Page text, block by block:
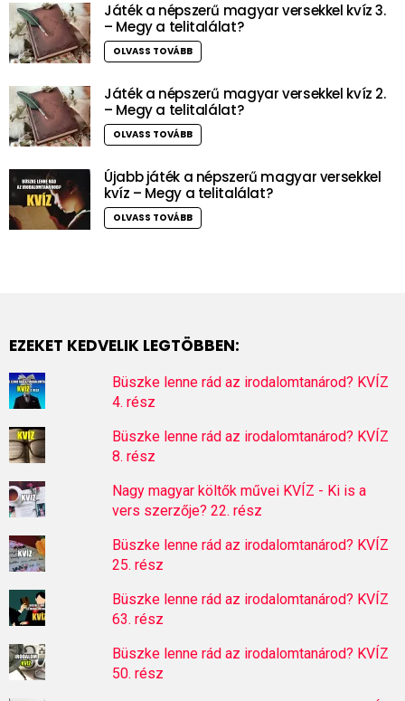
Játék a népszerű magyar versekkel kvíz 3.
– Megy a telitalálat?
OLVASS TOVÁBB
Játék a népszerű magyar versekkel kvíz 2.
– Megy a telitalálat?
OLVASS TOVÁBB
Újabb játék a népszerű magyar versekkel
kvíz – Megy a telitalálat?
OLVASS TOVÁBB
EZEKET KEDVELIK LEGTÖBBEN:
Büszke lenne rád az irodalomtanárod? KVÍZ
4. rész
Büszke lenne rád az irodalomtanárod? KVÍZ
8. rész
Nagy magyar költők művei KVÍZ - Ki is a
vers szerzője? 22. rész
Büszke lenne rád az irodalomtanárod? KVÍZ
25. rész
Büszke lenne rád az irodalomtanárod? KVÍZ
63. rész
Büszke lenne rád az irodalomtanárod? KVÍZ
50. rész